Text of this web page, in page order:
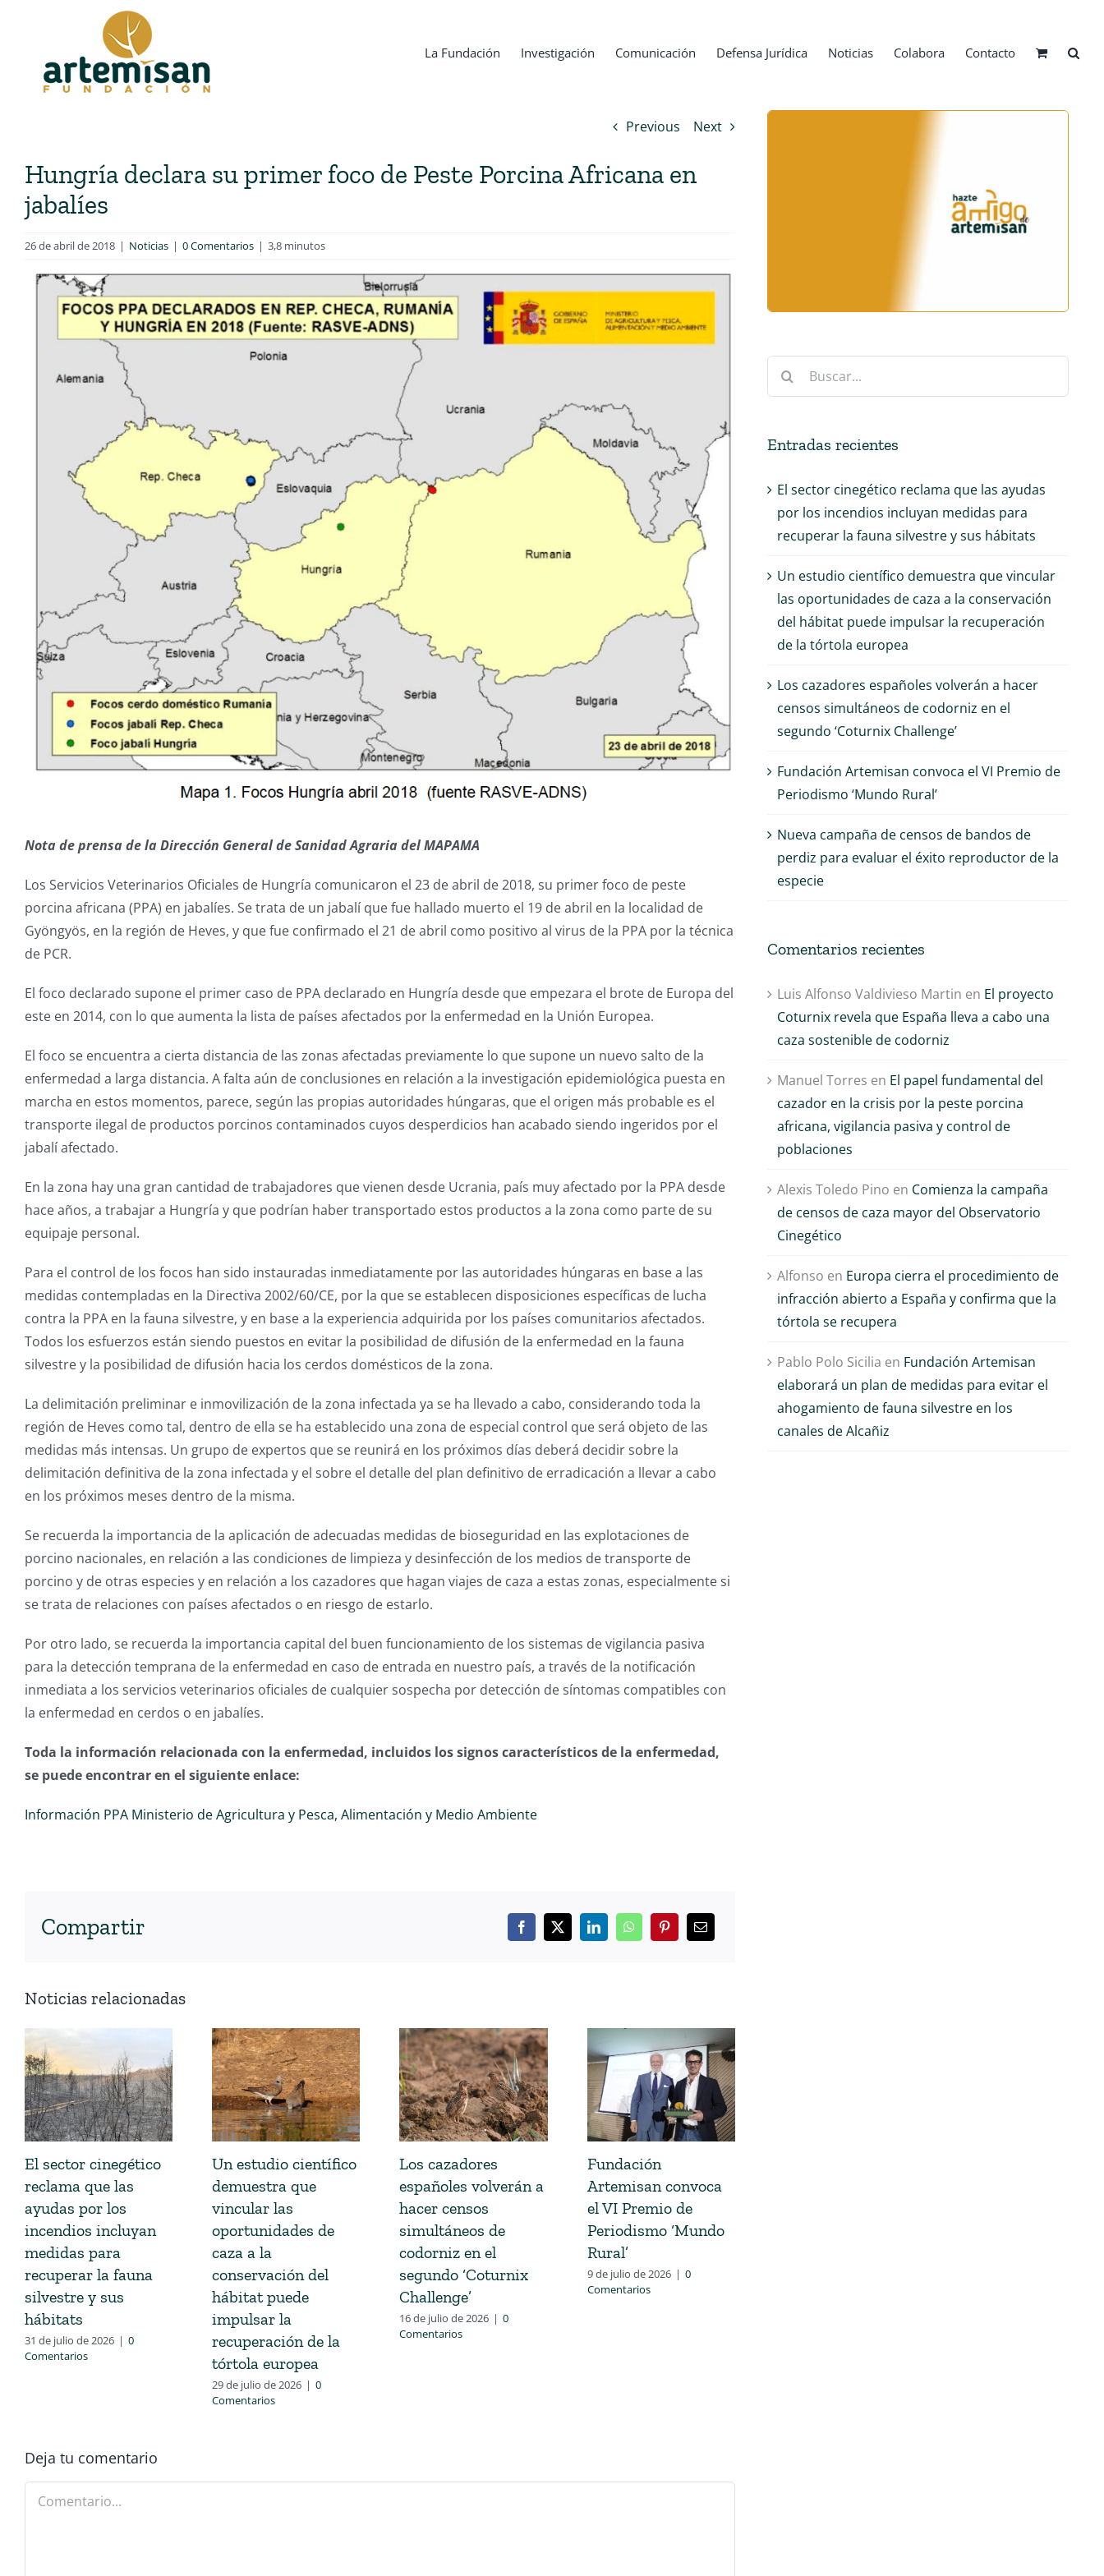
contenido
La Fundación Investigación Comunicación Defensa Jurídica Noticias Colabora Contacto
Previous Next
Hungría declara su primer foco de Peste Porcina Africana en
jabalíes
26 de abril de 2018 | Noticias | 0 Comentarios | 3,8 minutos
Nota de prensa de la Dirección General de Sanidad Agraria del MAPAMA
Los Servicios Veterinarios Oficiales de Hungría comunicaron el 23 de abril de 2018, su primer foco de peste
porcina africana (PPA) en jabalíes. Se trata de un jabalí que fue hallado muerto el 19 de abril en la localidad de
Gyöngyös, en la región de Heves, y que fue confirmado el 21 de abril como positivo al virus de la PPA por la técnica
de PCR.
El foco declarado supone el primer caso de PPA declarado en Hungría desde que empezara el brote de Europa del
este en 2014, con lo que aumenta la lista de países afectados por la enfermedad en la Unión Europea.
El foco se encuentra a cierta distancia de las zonas afectadas previamente lo que supone un nuevo salto de la
enfermedad a larga distancia. A falta aún de conclusiones en relación a la investigación epidemiológica puesta en
marcha en estos momentos, parece, según las propias autoridades húngaras, que el origen más probable es el
transporte ilegal de productos porcinos contaminados cuyos desperdicios han acabado siendo ingeridos por el
jabalí afectado.
En la zona hay una gran cantidad de trabajadores que vienen desde Ucrania, país muy afectado por la PPA desde
hace años, a trabajar a Hungría y que podrían haber transportado estos productos a la zona como parte de su
equipaje personal.
Para el control de los focos han sido instauradas inmediatamente por las autoridades húngaras en base a las
medidas contempladas en la Directiva 2002/60/CE, por la que se establecen disposiciones específicas de lucha
contra la PPA en la fauna silvestre, y en base a la experiencia adquirida por los países comunitarios afectados.
Todos los esfuerzos están siendo puestos en evitar la posibilidad de difusión de la enfermedad en la fauna
silvestre y la posibilidad de difusión hacia los cerdos domésticos de la zona.
La delimitación preliminar e inmovilización de la zona infectada ya se ha llevado a cabo, considerando toda la
región de Heves como tal, dentro de ella se ha establecido una zona de especial control que será objeto de las
medidas más intensas. Un grupo de expertos que se reunirá en los próximos días deberá decidir sobre la
delimitación definitiva de la zona infectada y el sobre el detalle del plan definitivo de erradicación a llevar a cabo
en los próximos meses dentro de la misma.
Se recuerda la importancia de la aplicación de adecuadas medidas de bioseguridad en las explotaciones de
porcino nacionales, en relación a las condiciones de limpieza y desinfección de los medios de transporte de
porcino y de otras especies y en relación a los cazadores que hagan viajes de caza a estas zonas, especialmente si
se trata de relaciones con países afectados o en riesgo de estarlo.
Por otro lado, se recuerda la importancia capital del buen funcionamiento de los sistemas de vigilancia pasiva
para la detección temprana de la enfermedad en caso de entrada en nuestro país, a través de la notificación
inmediata a los servicios veterinarios oficiales de cualquier sospecha por detección de síntomas compatibles con
la enfermedad en cerdos o en jabalíes.
Toda la información relacionada con la enfermedad, incluidos los signos característicos de la enfermedad,
se puede encontrar en el siguiente enlace:
Información PPA Ministerio de Agricultura y Pesca, Alimentación y Medio Ambiente
Compartir
Noticias relacionadas
El sector cinegético
reclama que las
ayudas por los
incendios incluyan
medidas para
recuperar la fauna
silvestre y sus
hábitats
31 de julio de 2026 | 0
Comentarios
Un estudio científico
demuestra que
vincular las
oportunidades de
caza a la
conservación del
hábitat puede
impulsar la
recuperación de la
tórtola europea
29 de julio de 2026 | 0
Comentarios
Los cazadores
españoles volverán a
hacer censos
simultáneos de
codorniz en el
segundo ‘Coturnix
Challenge’
16 de julio de 2026 | 0
Comentarios
Fundación
Artemisan convoca
el VI Premio de
Periodismo ‘Mundo
Rural’
9 de julio de 2026 | 0
Comentarios
Deja tu comentario
Comentario
Buscar:
Entradas recientes
El sector cinegético reclama que las ayudas
por los incendios incluyan medidas para
recuperar la fauna silvestre y sus hábitats
Un estudio científico demuestra que vincular
las oportunidades de caza a la conservación
del hábitat puede impulsar la recuperación
de la tórtola europea
Los cazadores españoles volverán a hacer
censos simultáneos de codorniz en el
segundo ‘Coturnix Challenge’
Fundación Artemisan convoca el VI Premio de
Periodismo ‘Mundo Rural’
Nueva campaña de censos de bandos de
perdiz para evaluar el éxito reproductor de la
especie
Comentarios recientes
Luis Alfonso Valdivieso Martin en El proyecto
Coturnix revela que España lleva a cabo una
caza sostenible de codorniz
Manuel Torres en El papel fundamental del
cazador en la crisis por la peste porcina
africana, vigilancia pasiva y control de
poblaciones
Alexis Toledo Pino en Comienza la campaña
de censos de caza mayor del Observatorio
Cinegético
Alfonso en Europa cierra el procedimiento de
infracción abierto a España y confirma que la
tórtola se recupera
Pablo Polo Sicilia en Fundación Artemisan
elaborará un plan de medidas para evitar el
ahogamiento de fauna silvestre en los
canales de Alcañiz